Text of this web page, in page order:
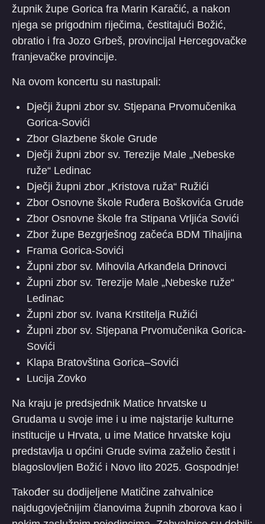
župnik župe Gorica fra Marin Karačić, a nakon
njega se prigodnim riječima, čestitajući Božić,
obratio i fra Jozo Grbeš, provincijal Hercegovačke
franjevačke provincije.
Na ovom koncertu su nastupali:
Dječji župni zbor sv. Stjepana Prvomučenika
Gorica-Sovići
Zbor Glazbene škole Grude
Dječji župni zbor sv. Terezije Male „Nebeske
ruže“ Ledinac
Dječji župni zbor „Kristova ruža“ Ružići
Zbor Osnovne škole Ruđera Boškovića Grude
Zbor Osnovne škole fra Stipana Vrljića Sovići
Zbor župe Bezgrješnog začeća BDM Tihaljina
Frama Gorica-Sovići
Župni zbor sv. Mihovila Arkanđela Drinovci
Župni zbor sv. Terezije Male „Nebeske ruže“
Ledinac
Župni zbor sv. Ivana Krstitelja Ružići
Župni zbor sv. Stjepana Prvomučenika Gorica-
Sovići
Klapa Bratovština Gorica–Sovići
Lucija Zovko
Na kraju je predsjednik Matice hrvatske u
Grudama u svoje ime i u ime najstarije kulturne
institucije u Hrvata, u ime Matice hrvatske koju
predstavlja u općini Grude svima zaželio čestit i
blagoslovljen Božić i Novo lito 2025. Gospodnje!
Također su dodijeljene Matičine zahvalnice
najdugovječnijim članovima župnih zborova kao i